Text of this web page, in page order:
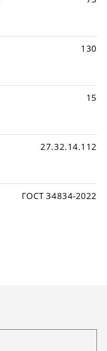
130
15
27.32.14.112
ГОСТ 34834-2022